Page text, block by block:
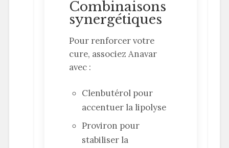
Combinaisons
synergétiques
Pour renforcer votre
cure, associez Anavar
avec :
Clenbutérol pour
accentuer la lipolyse
Proviron pour
stabiliser la